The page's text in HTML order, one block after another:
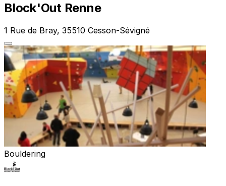
Block'Out Renne
1 Rue de Bray, 35510 Cesson-Sévigné
Bouldering